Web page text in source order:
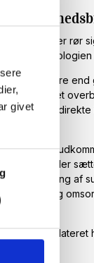
givet
vores
på, hvad der rør
vi hellere
samt et
direkte
14:00
Her
af
til pleje og
hold dig opdateret